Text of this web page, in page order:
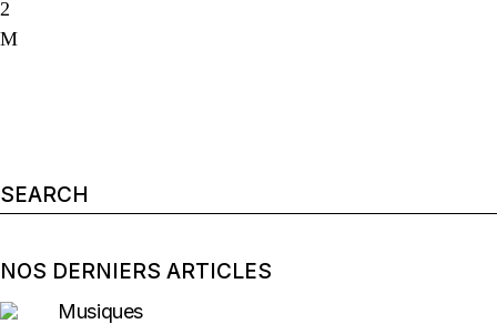
Search
for:
NOS DERNIERS ARTICLES
Musiques